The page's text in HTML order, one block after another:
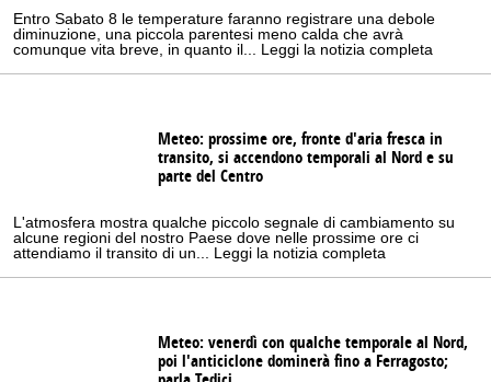
Entro Sabato 8 le temperature faranno registrare una debole
diminuzione, una piccola parentesi meno calda che avrà
comunque vita breve, in quanto il... Leggi la notizia completa
Meteo: prossime ore, fronte d'aria fresca in
transito, si accendono temporali al Nord e su
parte del Centro
L'atmosfera mostra qualche piccolo segnale di cambiamento su
alcune regioni del nostro Paese dove nelle prossime ore ci
attendiamo il transito di un... Leggi la notizia completa
Meteo: venerdì con qualche temporale al Nord,
poi l'anticiclone dominerà fino a Ferragosto;